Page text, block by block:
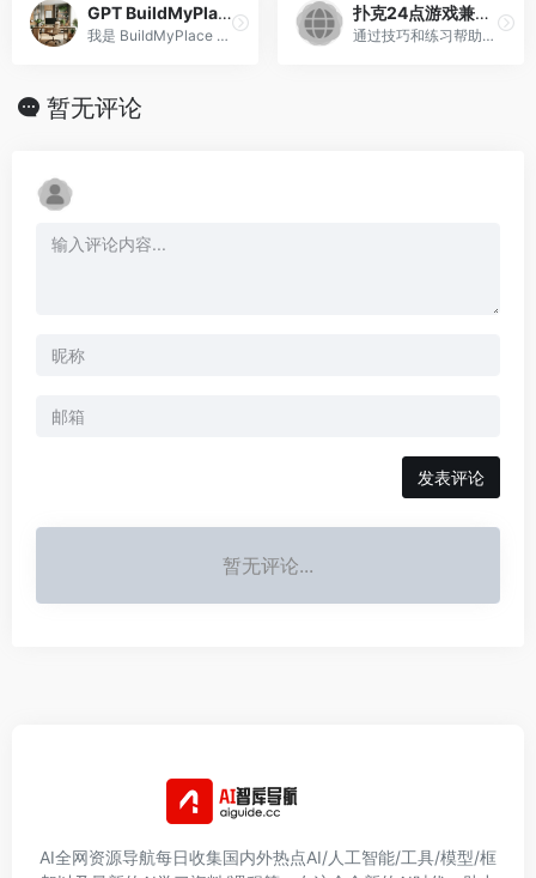
GPT BuildMyPlace
我是 BuildMyPlace 的社交媒体经理，专注于家居装修。
扑克24点游戏兼记忆训练辅助
通过技巧和练习帮助记忆扑克牌
暂无评论
发表评论
暂无评论...
AI全网资源导航每日收集国内外热点AI/人工智能/工具/模型/框